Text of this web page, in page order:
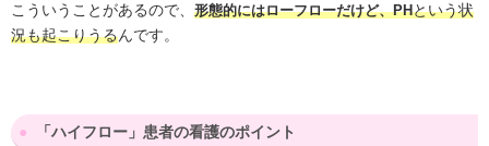
こういうことがあるので、 形態的にはローフローだけど、PHという状
況も起こりうるんです。
「ハイフロー」患者の看護のポイント